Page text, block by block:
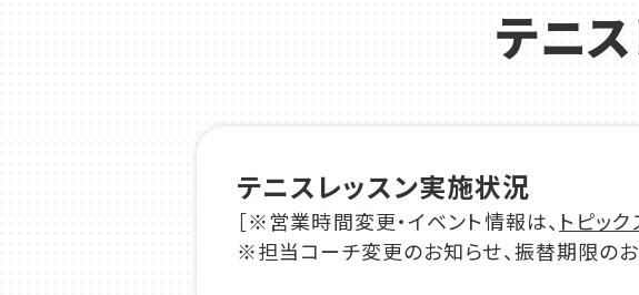
テニ
テニスレッスン実施状況
［※営業時間変更・イベント情報は、 トピッ
※担当コーチ変更のお知らせ、振替期限のお